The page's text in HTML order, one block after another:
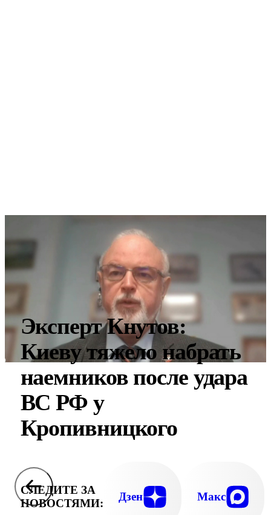
Эксперт Кнутов:
Киеву тяжело набрать
наемников после удара
ВС РФ у
Кропивницкого
СЛЕДИТЕ ЗА
НОВОСТЯМИ:
Дзен Макс